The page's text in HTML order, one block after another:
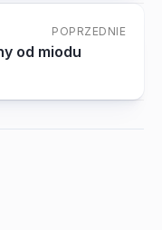
POPRZEDNIE
od miodu